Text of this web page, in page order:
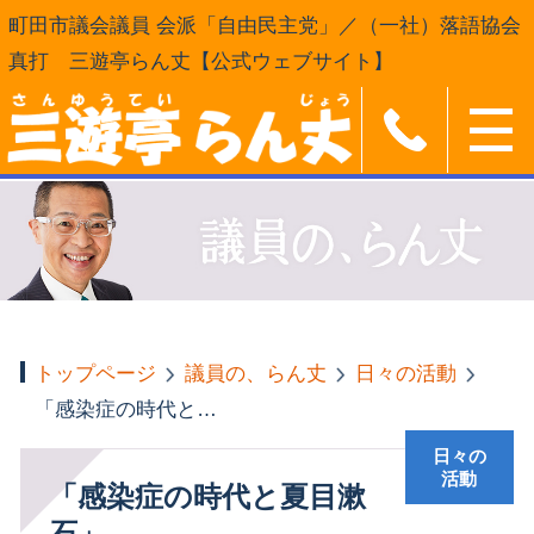
町田市議会議員 会派「自由民主党」／（一社）落語協会
真打 三遊亭らん丈【公式ウェブサイト】
トップページ 議員の、らん丈
日々の活動
「感染症の時代と夏目漱石」
「感染症の時代と夏目漱
日々の
活動